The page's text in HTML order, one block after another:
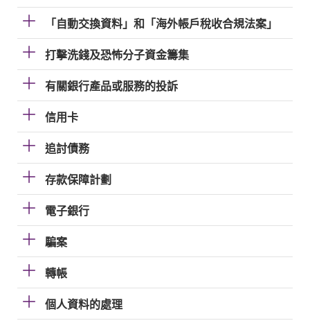
「自動交換資料」和「海外帳戶稅收合規法案」
打擊洗錢及恐怖分子資金籌集
有關銀行產品或服務的投訴
信用卡
追討債務
存款保障計劃
電子銀行
騙案
轉帳
個人資料的處理